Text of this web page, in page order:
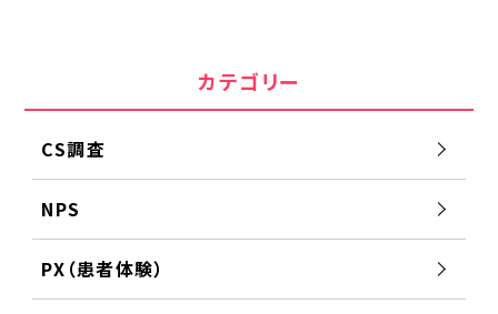
カテゴリー
CS調査
NPS
PX（患者体験）